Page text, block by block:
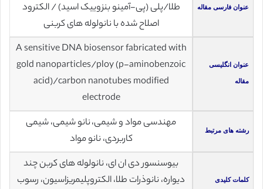
عنوان فارسی مقاله
طلا/پلی (پی-آمینو بنزوییک اسید) / الکترود
اصلاح شده با نانولوله های کربنی
عنوان انگلیسی
مقاله
A sensitive DNA biosensor fabricated with
gold nanoparticles/ploy (p-aminobenzoic
acid)/carbon nanotubes modified
electrode
رشته های مرتبط
مهندسی مواد و شیمی، نانو شیمی، شیمی
کاربردی، نانو مواد
کلمات کلیدی
بیوسنسور دی ان ای، نانولوله های کربن چند
دیواره، نانوذرات طلا، الکتروپلیمریزاسیون، رسوب